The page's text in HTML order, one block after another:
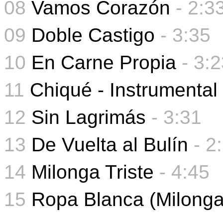
08 Vamos Corazón -
09 Doble Castigo - 3:35
10 En Carne Propia -
11 Chiqué - Instrumental
12 Sin Lagrimás - 3:31
13 De Vuelta al Bulín -
14 Milonga Triste - 4:45
15 Ropa Blanca